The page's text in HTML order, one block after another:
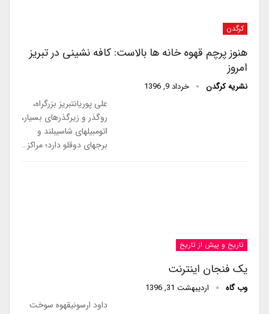
کرگدن
هنوز پرچم قهوه خانه ها بالاست: کافه نشینی در تبریز
امروز
نشریه کرگدن خرداد 9, 1396
علی پوریانتبریز بزرگراه،
روگذر و زیرگذرهای بسیار،
اتومبیلهای شاسیبلند و
برجهای دوقلو دارد؛ مراکز…
تاریخ و پیش از تاریخ
یک فنجان اینترنت
وب گاه اردیبهشت 31, 1396
داود ارسونیقهوه سوخت